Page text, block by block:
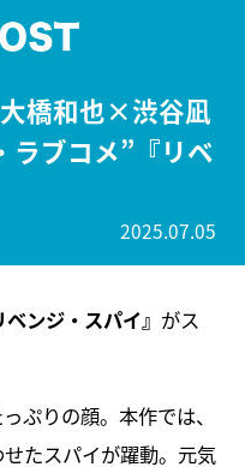
橋和也×渋谷凪
ラブコメ”『リベ
2025.07.05
ベンジ・スパイ』 がス
ぷりの顔。本作では、
たスパイが躍動。元気